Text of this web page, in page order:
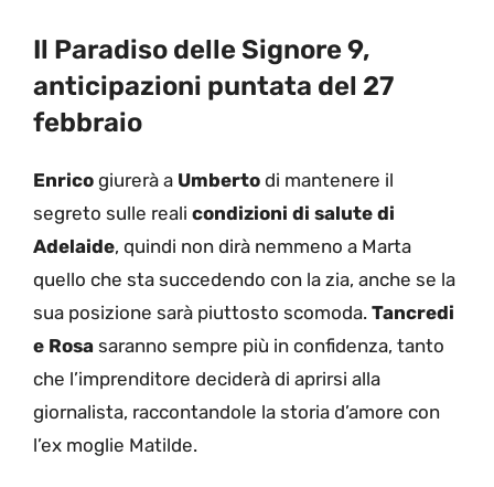
Il Paradiso delle Signore 9,
anticipazioni puntata del 27
febbraio
Enrico giurerà a Umberto di mantenere il
segreto sulle reali condizioni di salute di
Adelaide, quindi non dirà nemmeno a Marta
quello che sta succedendo con la zia, anche se la
sua posizione sarà piuttosto scomoda. Tancredi
e Rosa saranno sempre più in confidenza, tanto
che l’imprenditore deciderà di aprirsi alla
giornalista, raccontandole la storia d’amore con
l’ex moglie Matilde.